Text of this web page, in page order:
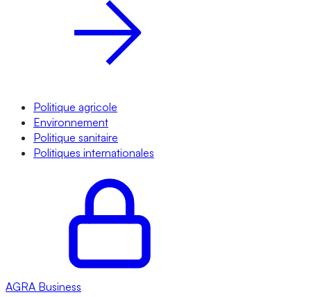
Politique agricole
Environnement
Politique sanitaire
Politiques internationales
AGRA Business